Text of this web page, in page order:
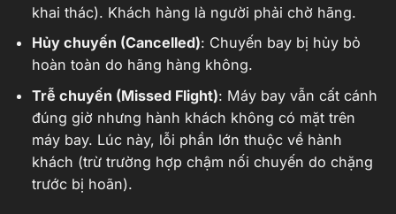
khai thác). Khách hàng là người phải chờ hãng.
Hủy chuyến (Cancelled): Chuyến bay bị hủy bỏ
hoàn toàn do hãng hàng không.
Trễ chuyến (Missed Flight): Máy bay vẫn cất cánh
đúng giờ nhưng hành khách không có mặt trên
máy bay. Lúc này, lỗi phần lớn thuộc về hành
khách (trừ trường hợp chậm nối chuyến do chặng
trước bị hoãn).